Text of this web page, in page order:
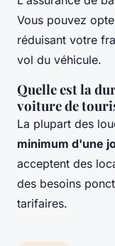
Vous pouvez
réduisant votre
vol du véhicule.
Quelle est la
voiture de
La plupart des
minimum d'une
acceptent des
des besoins
tarifaires.